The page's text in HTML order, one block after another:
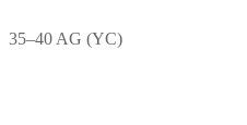
35–40 AG (YC)